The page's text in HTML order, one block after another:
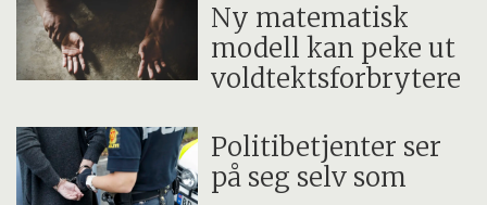
Ny matematisk
modell kan peke ut
voldtektsforbrytere
Politibetjenter ser
på seg selv som